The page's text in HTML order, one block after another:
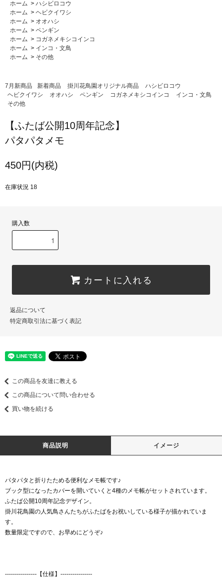
ホーム > ハシビロコウ
ホーム > ヘビクイワシ
ホーム > オオハシ
ホーム > ペンギン
ホーム > コガネメキシコインコ
ホーム > インコ・文鳥
ホーム > その他
7月新商品 新着商品 掛川花鳥園オリジナル商品
ハシビロコウ
ヘビクイワシ
オオハシ ペンギン コガネメキシコインコ
インコ・文鳥
その他
【ふたば公開10周年記念】
パタパタメモ
450円(内税)
在庫状況 18
購入数
カートに入れる
返品について
特定商取引法に基づく表記
この商品を友達に教える
この商品について問い合わせる
買い物を続ける
商品説明 イメージ
パタパタと折りたためる便利なメモ帳です♪
ブック型になったカバーを開いていくと4種のメモ帳がセットされています。
ふたば公開10周年記念デザイン。
掛川花鳥園の人気鳥さんたちがふたばをお祝いしている様子が描かれていま
す。
数量限定ですので、お早めにどうぞ♪
----------------【仕様】----------------